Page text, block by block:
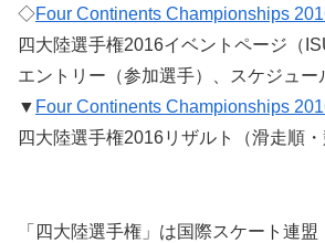
◇Four Continents Championships
四大陸選手権2016イベントページ（
エントリー（参加選手）、スケジュー
▼ Four Continents Championships
四大陸選手権2016リザルト（滑走順・
「四大陸選手権」は国際スケート連